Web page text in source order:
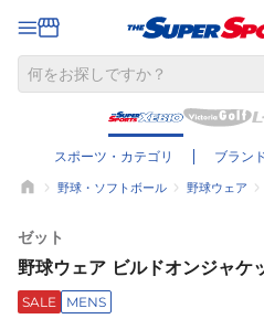
スポーツ・カテゴリ ブラン
野球・ソフトボール 野球ウェア
ゼット
野球ウェア ビルドオンジャ
SALE MENS